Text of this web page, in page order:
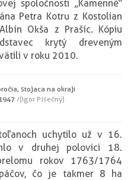
spoločnosti „Kamenné“
Petra Kotru z Kostolian
Okša z Prašíc. Kópiu
krytý dreveným
v roku 2010.
stojaca na okraji
/(Igor Písečný)
uchytilo už v 16.
v druhej polovici 18.
rokov 1763/1764
čo je takmer 8 ha